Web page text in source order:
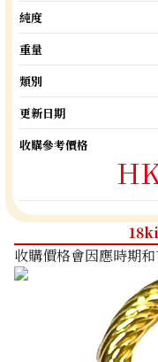
純度
重量
類別
更新日期
收購參考價格
收購價格會因應時期